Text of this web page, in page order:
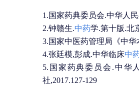
1.国家药典委员会.中华人
2.钟赣生.中药学.第十版.北
3.国家中医药管理局《中华
4.张廷模,彭成.中华临床中
5.国家药典委员会.中华
社,2017.127-129